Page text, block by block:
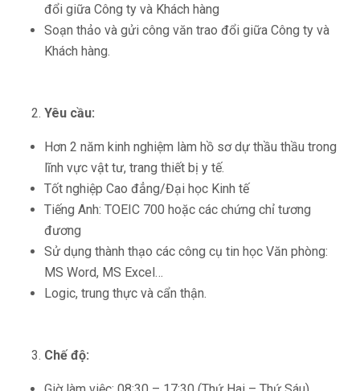
đổi giữa Công ty và Khách hàng
Soạn thảo và gửi công văn trao đổi giữa Công ty và
Khách hàng.
Yêu cầu:
Hơn 2 năm kinh nghiệm làm hồ sơ dự thầu thầu trong
lĩnh vực vật tư, trang thiết bị y tế.
Tốt nghiệp Cao đẳng/Đại học Kinh tế
Tiếng Anh: TOEIC 700 hoặc các chứng chỉ tương
đương
Sử dụng thành thạo các công cụ tin học Văn phòng:
MS Word, MS Excel…
Logic, trung thực và cẩn thận.
Chế độ: